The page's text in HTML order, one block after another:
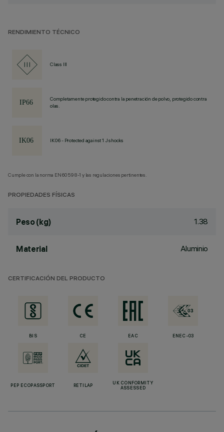
RENDIMIENTO TÉCNICO
Class III
Completamente protegido contra la penetración de polvo, protegido contra
olas.
IK06 - Protected against 1 J shocks
Cumple con la norma EN60598-1 y las regulaciones pertinentes.
PROPIEDADES FÍSICAS
Peso (kg) 1.38
Material Aluminio
CERTIFICACIÓN DEL PRODUCTO
BIS CE EAC ENEC-03
PEP ECOPASSPORT RETILAP
UK CONFORMITY
ASSESSED